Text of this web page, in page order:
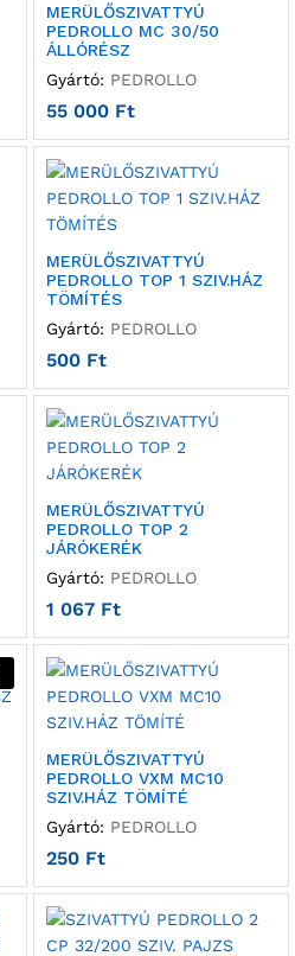
MERÜLŐSZIVATTYÚ
PEDROLLO MC 30/50
ÁLLÓRÉSZ
Gyártó: PEDROLLO
55 000 Ft
MERÜLŐSZIVATTYÚ
PEDROLLO TOP 1 SZIV.HÁZ
TÖMÍTÉS
Gyártó: PEDROLLO
500 Ft
MERÜLŐSZIVATTYÚ
PEDROLLO TOP 2
JÁRÓKERÉK
Gyártó: PEDROLLO
1 067 Ft
MERÜLŐSZIVATTYÚ
PEDROLLO VXM MC10
SZIV.HÁZ TÖMÍTÉ
Gyártó: PEDROLLO
250 Ft